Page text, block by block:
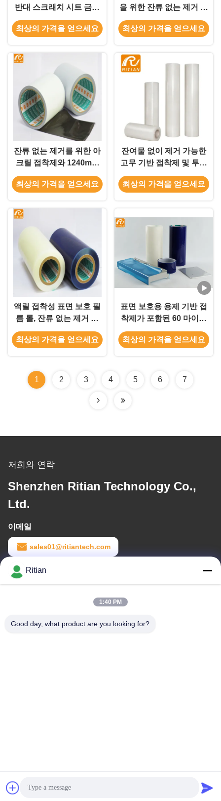
반대 스크래치 시트 금속
보호막
최상의 가격을 얻으세요
을 위한 잔류 없는 제거 및
중형 스택 접착제와 PE 보
호 필름
최상의 가격을 얻으세요
잔류 없는 제거를 위한 아
크릴 접착제와 1240mm
너비 커버링을 위한 엽금
속 보호 필름
최상의 가격을 얻으세요
잔여물 없이 제거 가능한
고무 기반 접착제 및 투명
블루 옵션이 있는 유연한
PE 보호 필름
최상의 가격을 얻으세요
액릴 접착성 표면 보호 필
름 롤, 잔류 없는 제거 및
온도 저항성 -20°C ~ 80°C
최상의 가격을 얻으세요
표면 보호용 용제 기반 접
착제가 포함된 60 마이크
론 두께의 자외선 방지 PE
보호 필름
최상의 가격을 얻으세요
1 2 3 4 5 6 7
저희와 연락
Shenzhen Ritian Technology Co.,
Ltd.
이메일
sales01@ritiantech.com
일 시간
8:30-18:00
본사 주소
개인정보 보호 정책
Ritian
1:40 PM
Good day, what product are you looking for?